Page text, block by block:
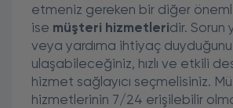
etmeniz gereken bir diğer
ise müşteri hizmetleridir. Sorun
veya yardıma ihtiyaç
ulaşabileceğiniz, hızlı ve etkili
hizmet sağlayıcı seçmelisiniz.
hizmetlerinin 7/24 erişilebilir